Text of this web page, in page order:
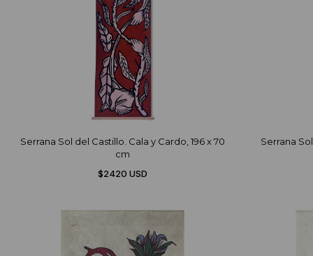
Serrana Sol del Castillo. Cala y Cardo, 196 x 70
cm
$2420 USD
Serrana